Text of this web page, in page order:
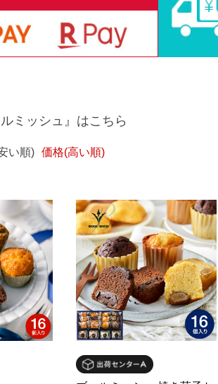
ミッシュ』はこちら
い順) 価格(高い順)